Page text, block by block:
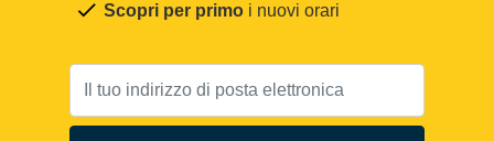
Scopri per primo i nuovi orari